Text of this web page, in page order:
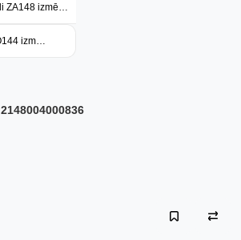
ZA148 izmērs 7
izmērs 10
2148004000836